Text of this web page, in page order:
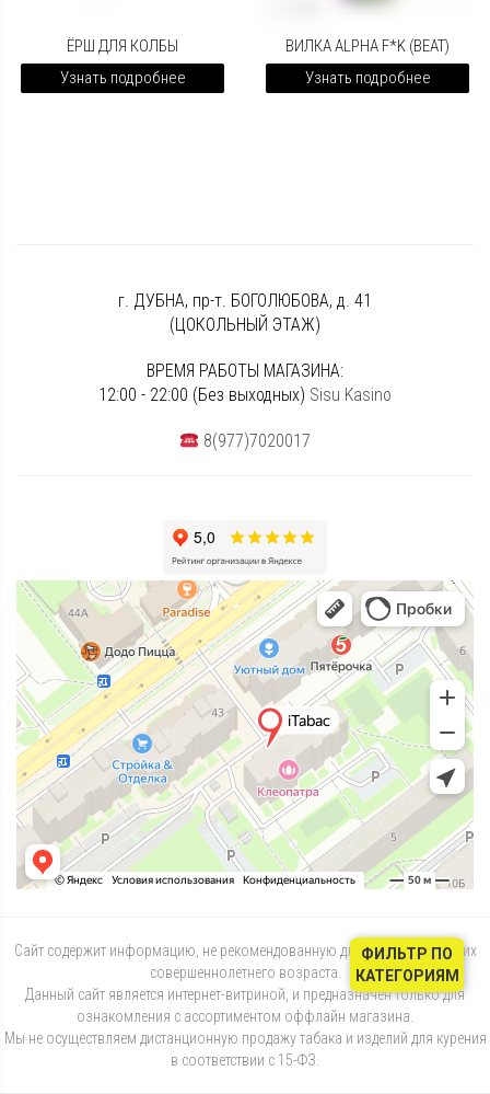
ЁРШ ДЛЯ КОЛБЫ
Узнать подробнее
ВИЛКА ALPHA F*K (BEAT)
Узнать подробнее
г. ДУБНА, пр-т. БОГОЛЮБОВА, д. 41
(ЦОКОЛЬНЫЙ ЭТАЖ)
ВРЕМЯ РАБОТЫ МАГАЗИНА:
12:00 - 22:00 (Без выходных) Sisu Kasino
8(977)7020017
Сайт содержит информацию, не рекомендованную для лиц, не достигших
совершеннолетнего возраста.
Данный сайт является интернет-витриной, и предназначен только для
ознакомления с ассортиментом оффлайн магазина.
Мы не осуществляем дистанционную продажу табака и изделий для курения
в соответствии с 15-ФЗ.
ФИЛЬТР ПО
КАТЕГОРИЯМ